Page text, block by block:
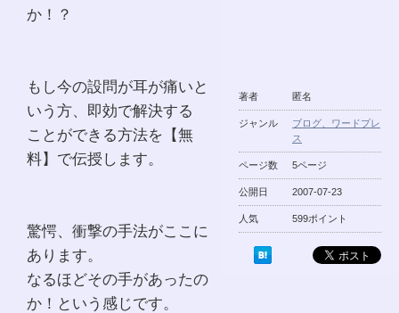
著者 匿名
ジャンル
ブログ、ワードプレ
ス
ページ数 5ページ
公開日 2007-07-23
人気 599ポイント
か！？
もし今の設問が耳が痛いと
いう方、即効で解決する
ことができる方法を【無
料】で伝授します。
驚愕、衝撃の手法がここに
あります。
なるほどその手があったの
か！という感じです。